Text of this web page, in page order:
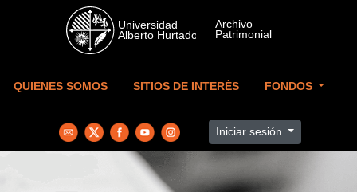
Skip to main content
QUIENES SOMOS SITIOS DE INTERÉS FONDOS
Iniciar sesión